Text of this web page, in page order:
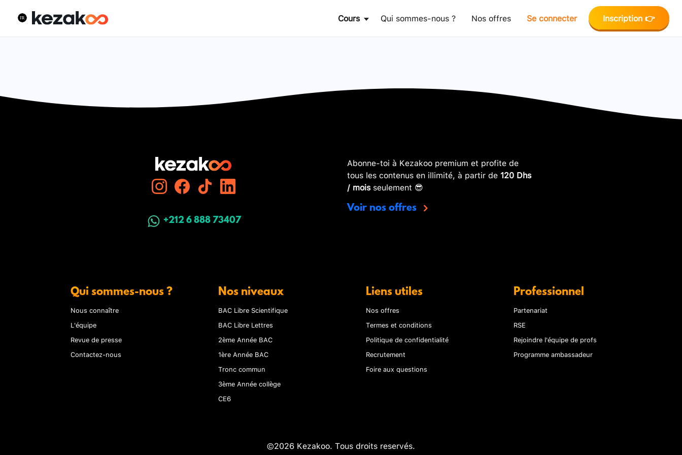
Cours Qui sommes-nous ? Nos offres Se connecter Inscription 👉
+212 6 888 73407
Abonne-toi à Kezakoo premium et profite de
tous les contenus en illimité, à partir de 120 Dhs
/ moisseulement 😎
Voir nos offres
Qui sommes-nous ?
Nous connaître
L'équipe
Revue de presse
Contactez-nous
Nos niveaux
BAC Libre Scientifique
BAC Libre Lettres
2ème Année BAC
1ère Année BAC
Tronc commun
3ème Année collège
CE6
Liens utiles
Nos offres
Termes et conditions
Politique de confidentialité
Recrutement
Foire aux questions
Professionnel
Partenariat
RSE
Rejoindre l'équipe de profs
Programme ambassadeur
©2026 Kezakoo. Tous droits reservés.